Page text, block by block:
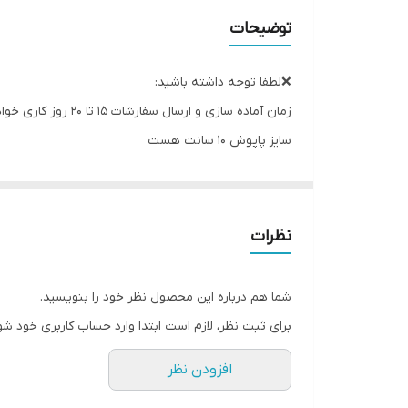
توضیحات
❌لطفا توجه داشته باشید:
زمان آماده سازی و ارسال سفارشات ۱۵ تا ۲۰ روز کاری خواهد بود ❌
سایز پاپوش ۱۰ سانت هست
نظرات
شما هم درباره این محصول نظر خود را بنویسید.
برای ثبت نظر، لازم است ابتدا وارد حساب کاربری خود
افزودن نظر